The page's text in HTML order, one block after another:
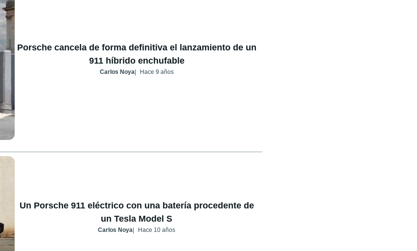
Porsche cancela de forma definitiva el lanzamiento de un
911 híbrido enchufable
Carlos Noya Hace 9 años
Un Porsche 911 eléctrico con una batería procedente de
un Tesla Model S
Carlos Noya Hace 10 años